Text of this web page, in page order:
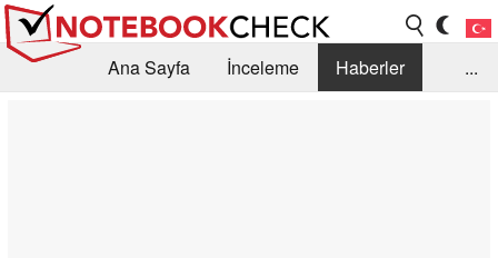
Ana Sayfa İnceleme
Haberler
...